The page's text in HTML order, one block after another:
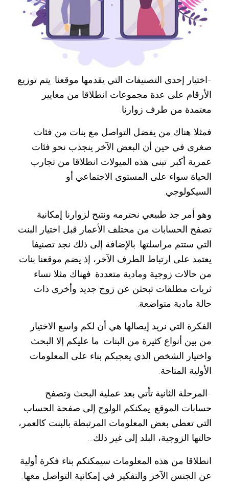
-اختيار إحدى التصنيفات التي يقدمها موقعنا: يتم توزيع
الأرقام على عدة مجموعات انطلاقا من معايير
معتمدة من طرف زوارنا.
فمثلا هناك من يفضل التواصل مع بنات من فئات
صغرى في حين أن البعض الآخر ينجذب نحو فئات
عمرية أكبر. تبنى هذه الميولات انطلاقا من تجارب
الحياة سواء على المستوى الاجتماعي أو
السيكولوجي.
وهو أمر جد طبيعي نحترمه ونتيح لزوارنا إمكانية
تصفح الحسابات من مختلف الأعمار قبل اختيار البنت
التي ستتم مراسلتها. بالإضافة إلى ذلك نجد تصنيفا
يعتمد على ارتباط الطرف الآخر، إذ يضم موقعنا بنات
من حالات زوجية ومادية متعددة. فهناك مثلا نساء
ثريات مطلقات تبحثن عن زوج جديد وأخرى ذات
حالة مادية متواضعة.
الفكرة التي نريد إيصالها هي أن لكم واسع الاختيار
من بين أنواع كثيرة من البنات. ما عليكم إلا البحث
واختيار الشخص الذي يعجبكم بناء على المعلومات
الأولية المتاحة.
-المرحلة الثانية تأتي بعد عملية البحث وتصفح
حسابات الموقع. يمكنكم الولوج إلى صفحة الحساب
التي تعطي بعض المعلومات المرتبطة بالبنت كالعمر،
حالتها الزوجية، البلد إلى غير ذلك…
انطلاقا من هذه المعلومات سيمكنكم بناء فكرة أولية
عن الجنس الآخر والتفكير في إمكانية التواصل معها.